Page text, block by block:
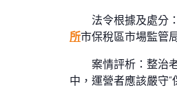
法令根據及處分
所市保稅區市場監管
案情評析：整治
中，運營者應該嚴守